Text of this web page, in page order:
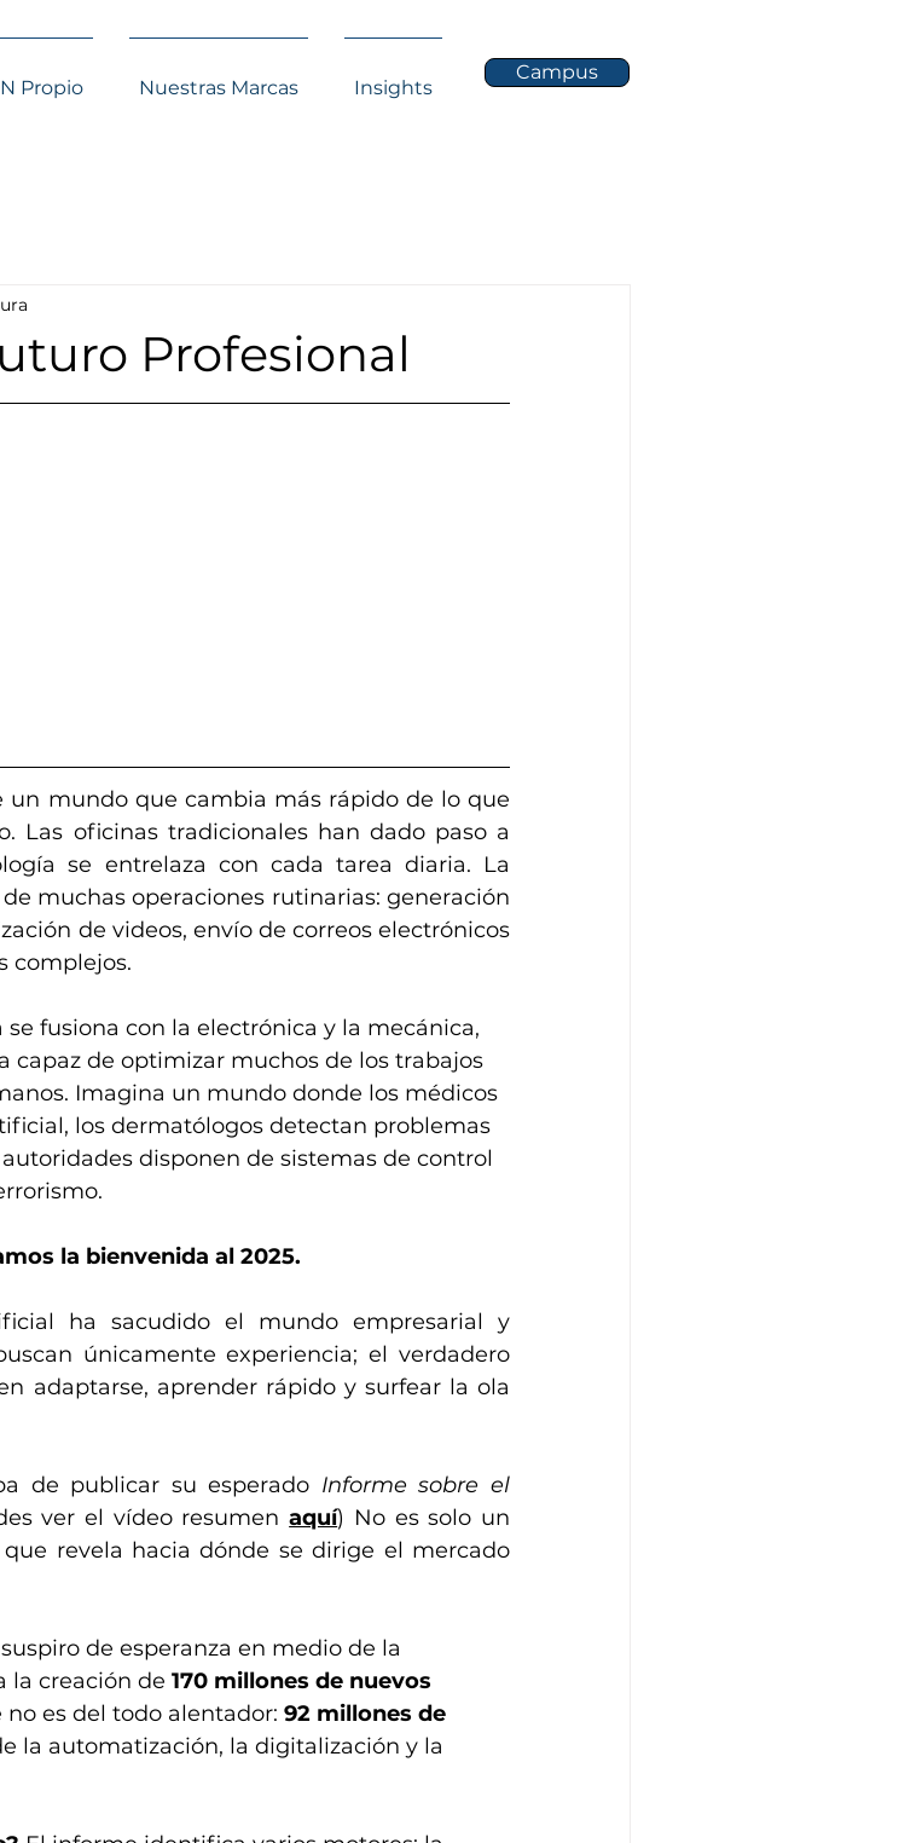
Propio Nuestras Marcas Insights
Campus
Profesional
un mundo que cambia más rápido de lo que
Las oficinas tradicionales han dado paso a
se entrelaza con cada tarea diaria. La
muchas operaciones rutinarias: generación
de videos, envío de correos electrónicos
complejos.
fusiona con la electrónica y la mecánica,
capaz de optimizar muchos de los trabajos
Imagina un mundo donde los médicos
los dermatólogos detectan problemas
disponen de sistemas de control
la bienvenida al 2025.
ha sacudido el mundo empresarial y
únicamente experiencia; el verdadero
adaptarse, aprender rápido y surfear la ola
de publicar su esperado Informe sobre el
ver el vídeo resumen aquí) No es solo un
que revela hacia dónde se dirige el mercado
de esperanza en medio de la
la creación de 170 millones de nuevos
es del todo alentador: 92 millones de
la automatización, la digitalización y la